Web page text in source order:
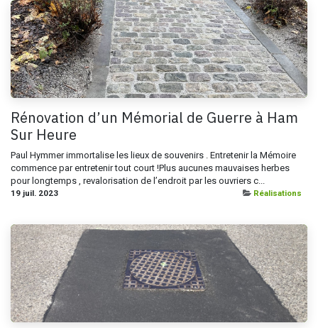
Rénovation d’un Mémorial de Guerre à Ham
Sur Heure
Paul Hymmer immortalise les lieux de souvenirs . Entretenir la Mémoire
commence par entretenir tout court !Plus aucunes mauvaises herbes
pour longtemps , revalorisation de l’endroit par les ouvriers c...
19 juil. 2023 Réalisations